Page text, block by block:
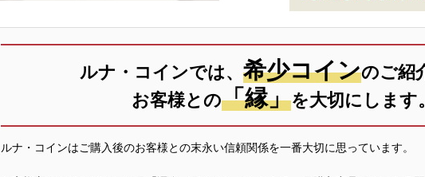
ルナ・コインでは、 希少コインのご紹
お客様との「縁」を大切にします。
ルナ・コインはご購入後のお客様との末永い信頼関係を一番大切に思っています。